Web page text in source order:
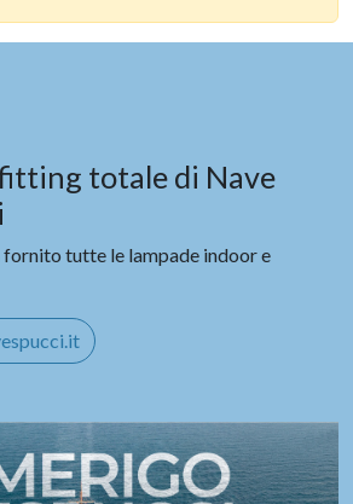
totale di Nave
fornito tutte le lampade indoor e